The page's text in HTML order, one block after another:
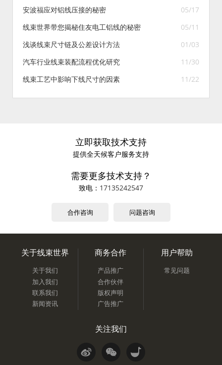
05/17
安波福应对铝线压接的秘密
05/11
线束世界带您揭秘住友电工铝线的秘密
01/03
浅谈线束尺寸链及公差设计方法
11/30
汽车行业线束装配流程优化研究
11/22
线束工艺中影响下线尺寸的因素
立即获取技术支持
提供全天候客户服务支持
需要更多技术支持？
致电： 17135242547
合作咨询 问题咨询
关于线束世界
关于我们
加入我们
联系我们
新闻资讯
商务合作
产品推广
合作伙伴
版权声明
广告推广
用户帮助
常见问题
关注我们